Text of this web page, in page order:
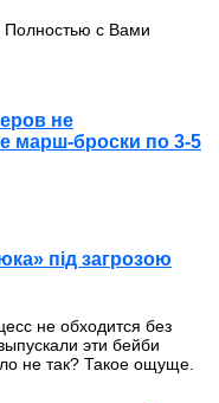
Полностью с Вами
не
марш-броски по 3-5
під загрозою
не обходится без
эти бейби
не так? Такое ощуще.